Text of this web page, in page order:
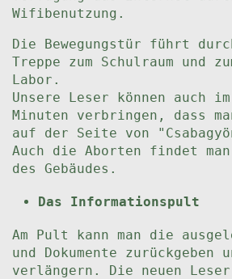
Wifibenutzung.
Die Bewegungstür führt
Treppe zum Schulraum und
Labor.
Unsere Leser können auch
Minuten verbringen, dass
auf der Seite von
Auch die Aborten findet man
des Gebäudes.
Das Informationspult
Am Pult kann man die
und Dokumente zurückgeben
verlängern. Die neuen